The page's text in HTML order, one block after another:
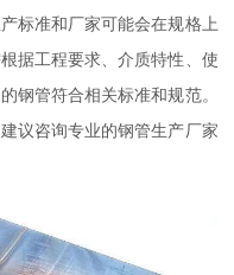
标准和厂家可能会在规格上
据工程要求、介质特性、使
钢管符合相关标准和规范。
议咨询专业的钢管生产厂家